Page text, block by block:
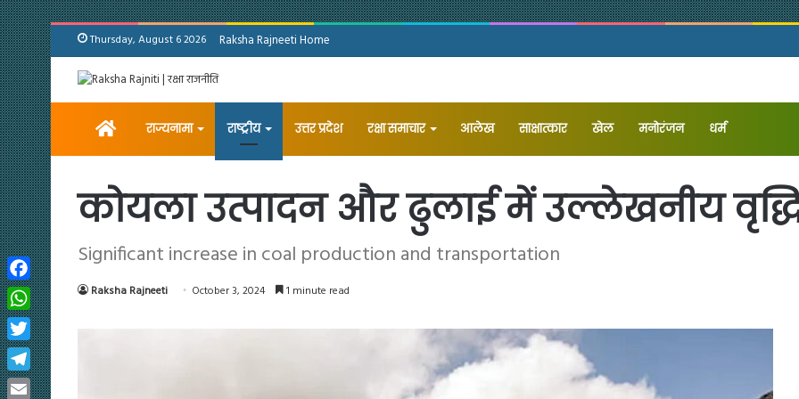
Thursday, August 6 2026 Raksha Rajneeti Home
Homeराज्यनामा राष्ट्रीय उत्तर प्रदेश रक्षा समाचार आलेख ⁠साक्षात्कार खेल मनोरंजन धर्म
कोयला उत्पादन और ढुलाई में उल्लेखनीय
Significant increase in coal production and transportation
Raksha Rajneeti October 3, 2024 1 minute read
Facebook
WhatsApp
Twitter
Telegram